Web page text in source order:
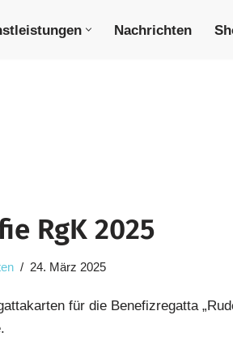
Nachrichten
RgK 2025
24. März 2025
für die Benefizregatta